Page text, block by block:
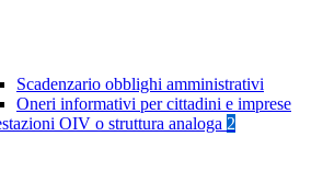
Scadenzario obblighi amministrativi
Oneri informativi per cittadini e imprese
OIV o struttura analoga 2